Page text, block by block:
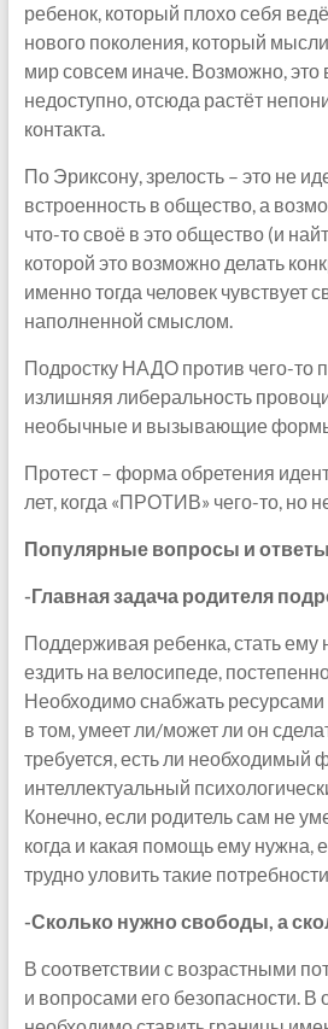
ребенок, который плохо себя
нового поколения, который
мир совсем иначе. Возможно,
недоступно, отсюда растёт
контакта.
По Эриксону, зрелость – это не
встроенность в общество, а
что-то своё в это общество (и
которой это возможно делать
именно тогда человек чувствует
наполненной смыслом.
Подростку НАДО против чего-то
излишняя либеральность
необычные и вызывающие
Протест – форма обретения
лет, когда «ПРОТИВ» чего-то, но
Популярные вопросы и
-Главная задача родителя
Поддерживая ребенка, стать ему
ездить на велосипеде,
Необходимо снабжать ресурсами
в том, умеет ли/может ли он
требуется, есть ли необходимый
интеллектуальный
Конечно, если родитель сам не
когда и какая помощь ему нужна,
трудно уловить такие
-Сколько нужно свободы, а
В соответствии с возрастными
и вопросами его безопасности. В